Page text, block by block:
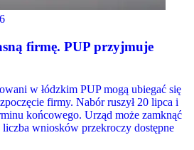
firmę. PUP przyjmuje
w łódzkim PUP mogą ubiegać się
firmy. Nabór ruszył 20 lipca i
końcowego. Urząd może zamknąć
wniosków przekroczy dostępne